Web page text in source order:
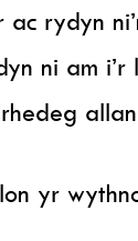
ac rydyn
ni am
yr